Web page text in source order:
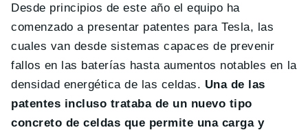
Desde principios de este año el equipo ha
comenzado a presentar patentes para Tesla, las
cuales van desde sistemas capaces de prevenir
fallos en las baterías hasta aumentos notables en la
densidad energética de las celdas. Una de las
patentes incluso trataba de un nuevo tipo
concreto de celdas que permite una carga y